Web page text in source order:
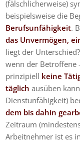
(fälschlicherweise)
beispielsweise die
Berufsunfähigkeit.
das Unvermögen,
liegt der
wenn der Betroffene
prinzipiell keine
täglich ausüben
Dienstunfähigkeit)
dem bis dahin
Zeitraum
Arbeitnehmer ist es